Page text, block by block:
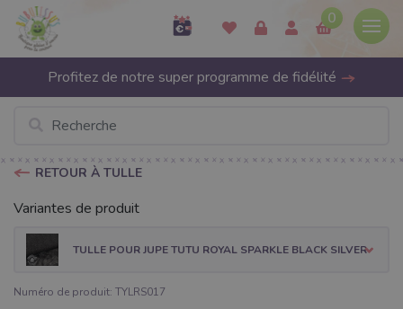
0
Profitez de notre super programme de fidélité
RETOUR À TULLE
Variantes de produit
TULLE POUR JUPE TUTU ROYAL SPARKLE BLACK SILVER
Numéro de produit: TYLRS017